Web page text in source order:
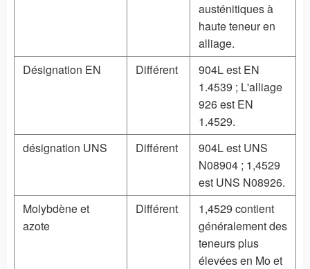
austénitiques à
haute teneur en
alliage.
Désignation EN
Différent
904L est EN
1.4539 ; L'alliage
926 est EN
1.4529.
désignation UNS
Différent
904L est UNS
N08904 ; 1,4529
est UNS N08926.
Molybdène et
azote
Différent
1,4529 contient
généralement des
teneurs plus
élevées en Mo et